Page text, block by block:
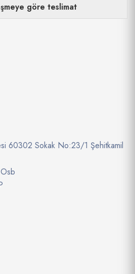
göre teslimat
60302 Sokak No:23/1 Şehitkamil